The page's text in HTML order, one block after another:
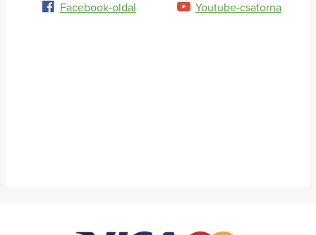
Facebook-oldal Youtube-csatorna